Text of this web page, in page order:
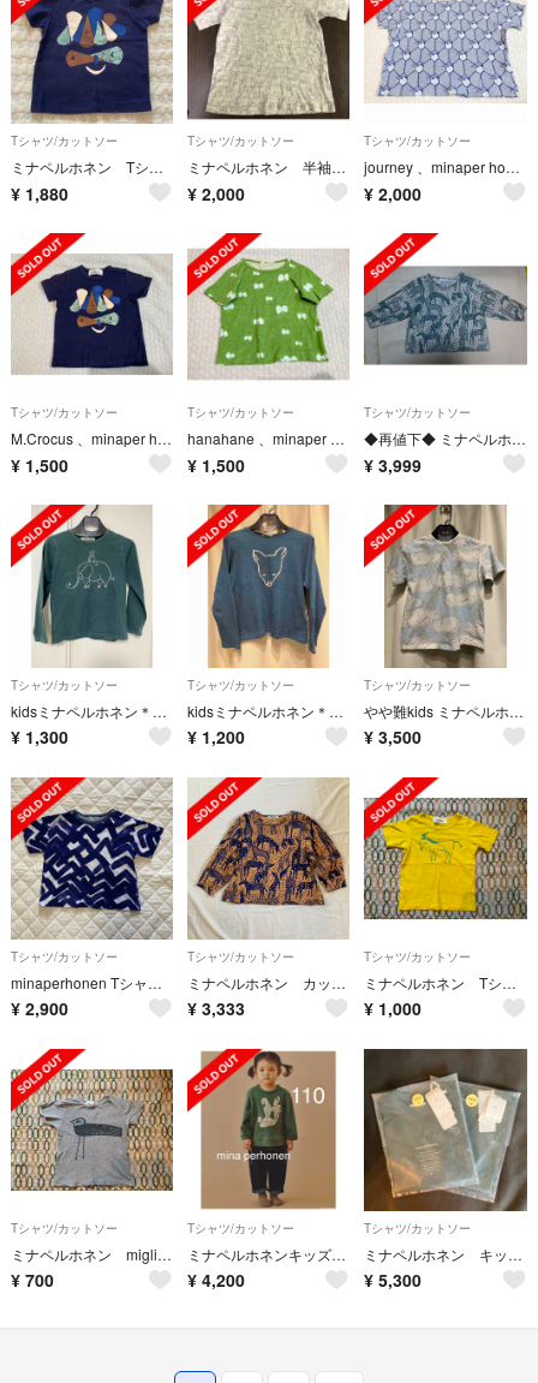
Tシャツ/カットソー
ミナペルホネン Tシャツ 90
¥ 1,880
Tシャツ/カットソー
ミナペルホネン 半袖Ｔシャツ 110サイズ
¥ 2,000
Tシャツ/カットソー
journey 、minaper honen カットソー 120
¥ 2,000
Tシャツ/カットソー
M.Crocus 、minaper honen Tシャツ 100
¥ 1,500
Tシャツ/カットソー
hanahane 、minaper honen、Tシャツ 110
¥ 1,500
Tシャツ/カットソー
◆再値下◆ ミナペルホネン【unichorus】カットソー（男女兼用）110cm
¥ 3,999
Tシャツ/カットソー
kidsミナペルホネン＊カットソー 長袖 130
¥ 1,300
Tシャツ/カットソー
kidsミナペルホネン＊bestie長袖カットソー 140
¥ 1,200
Tシャツ/カットソー
やや難kids ミナペルホネン＊after rain Tシャツ140 カットソー
¥ 3,500
Tシャツ/カットソー
minaperhonen Tシャツ 100
¥ 2,900
Tシャツ/カットソー
ミナペルホネン カットソー サイズ120
¥ 3,333
Tシャツ/カットソー
ミナペルホネン Tシャツ kids oasis
¥ 1,000
Tシャツ/カットソー
ミナペルホネン migling Tシャツ
¥ 700
Tシャツ/カットソー
ミナペルホネンキッズ110 life puzzleトレーナースウェット
¥ 4,200
Tシャツ/カットソー
ミナペルホネン キッズ Tシャツ Sサイズ
¥ 5,300